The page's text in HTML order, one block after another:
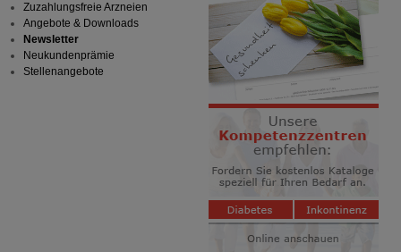
Zuzahlungsfreie Arzneien
Angebote & Downloads
Newsletter
Neukundenprämie
Stellenangebote